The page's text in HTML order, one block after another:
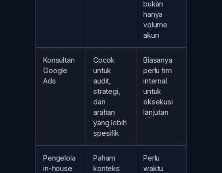
bukan
hanya
volume
akun
Konsultan
Google
Ads
Cocok
untuk
audit,
strategi,
dan
arahan
yang lebih
spesifik
Biasanya
perlu tim
internal
untuk
eksekusi
lanjutan
Pengelola
in-house
Paham
konteks
Perlu
waktu